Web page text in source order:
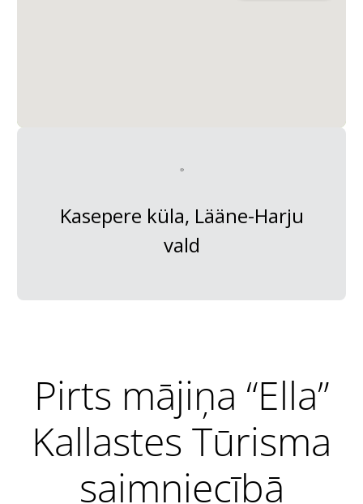
Kasepere küla, Lääne-Harju
vald
Pirts mājiņa “Ella”
Kallastes Tūrisma
saimniecībā